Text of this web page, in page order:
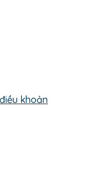
khoản